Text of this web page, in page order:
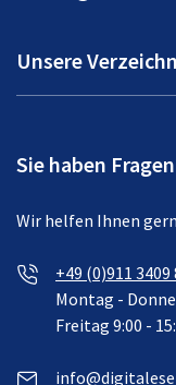
Unsere
Sie haben
Wir helfen Ihnen
+49 (0)911 3409
Montag -
Freitag 9:00 -